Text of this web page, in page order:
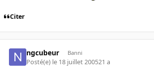
Citer
ngcubeur Banni
Posté(e) le 18 juillet 200521 a